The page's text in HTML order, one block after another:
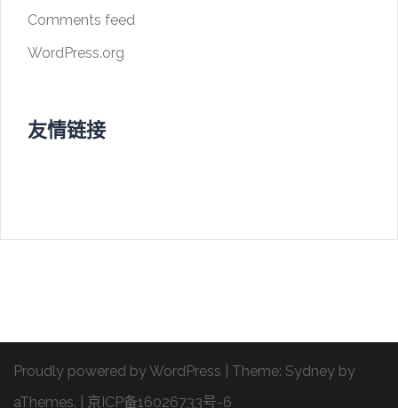
Comments feed
WordPress.org
友情链接
Proudly powered by WordPress Theme: Sydney by
aThemes.
京ICP备16026733号-6